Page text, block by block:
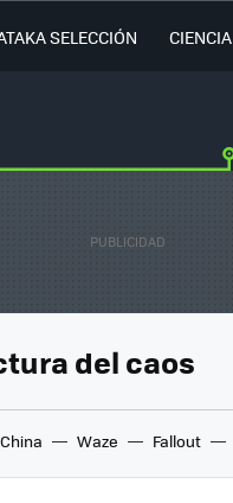
SELECCIÓN CIENCIA
del caos
DE
China Waze Fallout